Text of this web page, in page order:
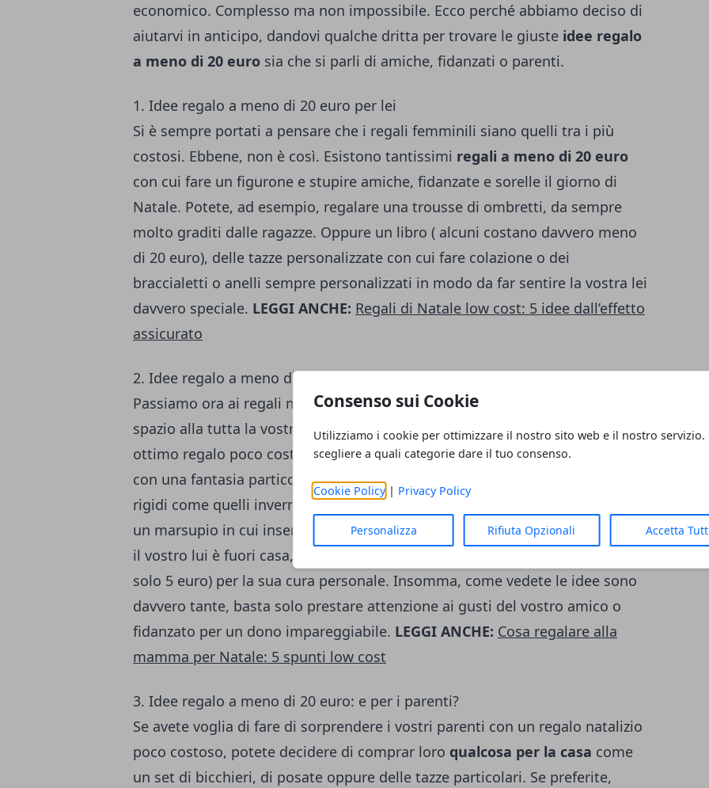
Consenso sui Cookie
Utilizziamo i cookie per ottimizzare il nostro sito web e il nostro servizio.
scegliere a quali categorie dare il tuo consenso.
Cookie Policy| Privacy Policy
Personalizza Rifiuta Opzionali Accetta
economico. Complesso ma non impossibile. Ecco perché abbiamo deciso di
aiutarvi in anticipo, dandovi qualche dritta per trovare le giuste idee regalo
a meno di 20 euro sia che si parli di amiche, fidanzati o parenti.
1. Idee regalo a meno di 20 euro per lei
Si è sempre portati a pensare che i regali femminili siano quelli tra i più
costosi. Ebbene, non è così. Esistono tantissimi regali a meno di 20 euro
con cui fare un figurone e stupire amiche, fidanzate e sorelle il giorno di
Natale. Potete, ad esempio, regalare una trousse di ombretti, da sempre
molto graditi dalle ragazze. Oppure un libro ( alcuni costano davvero meno
di 20 euro), delle tazze personalizzate con cui fare colazione o dei
braccialetti o anelli sempre personalizzati in modo da far sentire la vostra lei
davvero speciale. LEGGI ANCHE: Regali di Natale low cost: 5 idee dall’effetto
assicurato
2. Idee regalo a meno di 20 euro per lui
Passiamo ora ai regali maschili. In questo caso, vi consigliamo di lasciare
spazio alla tutta la vostra fantasia. Qualche esempio? Sicuramente un
ottimo regalo poco costoso potrebbe essere unacamicia(se ama portarle)
con una fantasia particolare, oppure un cardigan, perfetto da usare in clima
rigidi come quelli invernali. Potete anche decidere di regalare uno zaino o
un marsupio in cui inserire tutti gli oggetti più importanti e che usa quando
il vostro lui è fuori casa, oppure un
solo 5 euro) per la sua cura personale. Insomma, come vedete le idee sono
davvero tante, basta solo prestare attenzione ai gusti del vostro amico o
fidanzato per un dono impareggiabile. LEGGI ANCHE: Cosa regalare alla
mamma per Natale: 5 spunti low cost
3. Idee regalo a meno di 20 euro: e per i parenti?
Se avete voglia di fare di sorprendere i vostri parenti con un regalo natalizio
poco costoso, potete decidere di comprar loro qualcosa per la casa come
un set di bicchieri, di posate oppure delle tazze particolari. Se preferite,